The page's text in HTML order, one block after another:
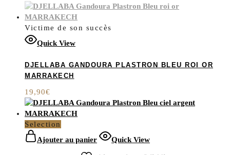
Victime de son succès
Quick View
DJELLABA GANDOURA PLASTRON BLEU ROI OR
MARRAKECH
19,90€
Selection
Ajouter au panier
Quick View